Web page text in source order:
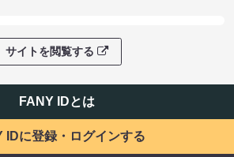
サイトを閲覧する
FANY IDとは
IDに登録・ログインする